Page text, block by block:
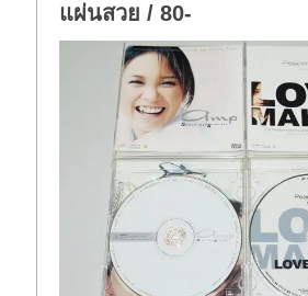
แผ่นสวย / 80-